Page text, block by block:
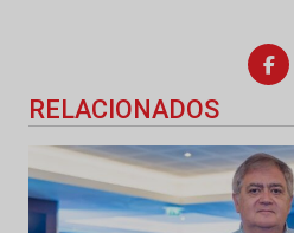
RELACIONADOS